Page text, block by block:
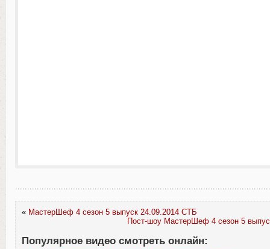
« МастерШеф 4 сезон 5 выпуск 24.09.2014 СТБ
Пост-шоу МастерШеф 4 сезон 5
Популярное видео смотреть онлайн: